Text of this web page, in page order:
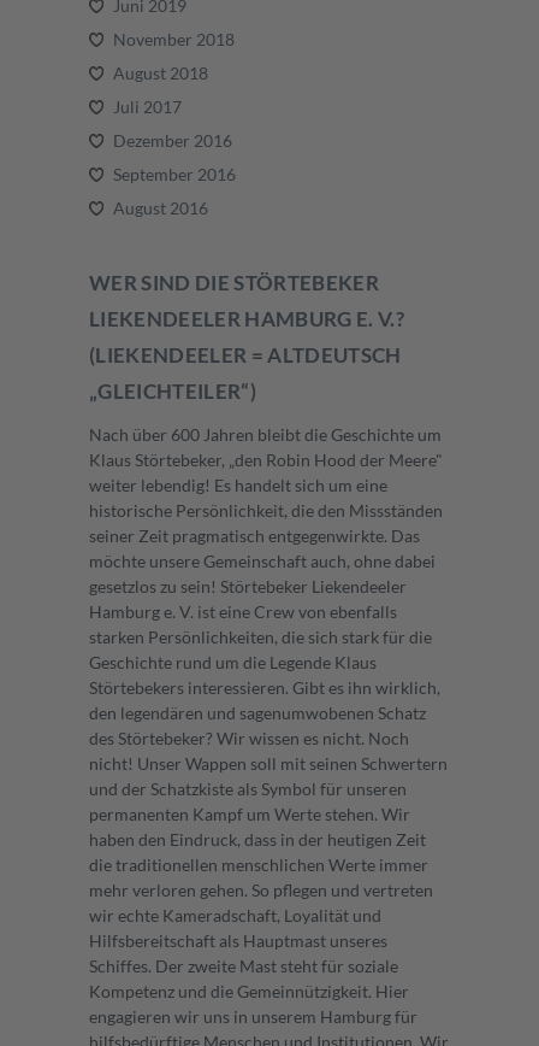
Juni 2019
November 2018
August 2018
Juli 2017
Dezember 2016
September 2016
August 2016
WER SIND DIE STÖRTEBEKER
LIEKENDEELER HAMBURG E. V.?
(LIEKENDEELER = ALTDEUTSCH
„GLEICHTEILER“)
Nach über 600 Jahren bleibt die Geschichte um
Klaus Störtebeker, „den Robin Hood der Meere"
weiter lebendig! Es handelt sich um eine
historische Persönlichkeit, die den Missständen
seiner Zeit pragmatisch entgegenwirkte. Das
möchte unsere Gemeinschaft auch, ohne dabei
gesetzlos zu sein! Störtebeker Liekendeeler
Hamburg e. V. ist eine Crew von ebenfalls
starken Persönlichkeiten, die sich stark für die
Geschichte rund um die Legende Klaus
Störtebekers interessieren. Gibt es ihn wirklich,
den legendären und sagenumwobenen Schatz
des Störtebeker? Wir wissen es nicht. Noch
nicht! Unser Wappen soll mit seinen Schwertern
und der Schatzkiste als Symbol für unseren
permanenten Kampf um Werte stehen. Wir
haben den Eindruck, dass in der heutigen Zeit
die traditionellen menschlichen Werte immer
mehr verloren gehen. So pflegen und vertreten
wir echte Kameradschaft, Loyalität und
Hilfsbereitschaft als Hauptmast unseres
Schiffes. Der zweite Mast steht für soziale
Kompetenz und die Gemeinnützigkeit. Hier
engagieren wir uns in unserem Hamburg für
hilfsbedürftige Menschen und Institutionen. Wir